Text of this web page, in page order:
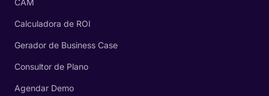
CAM
Calculadora de ROI
Gerador de Business Case
Consultor de Plano
Agendar Demo